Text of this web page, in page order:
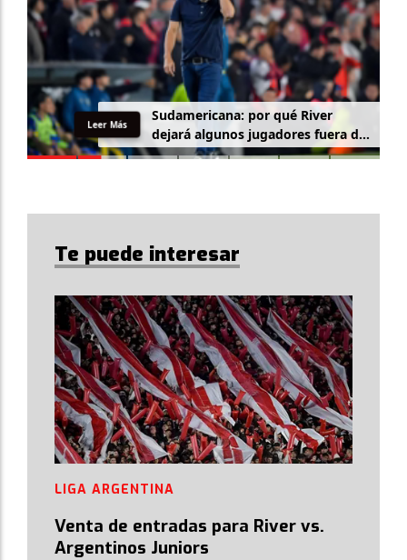
Sudamericana: por qué River
dejará algunos jugadores fuera de
la lista
Leer Más
Te puede interesar
Venta de entradas para River vs.
Argentinos Juniors
LIGA ARGENTINA